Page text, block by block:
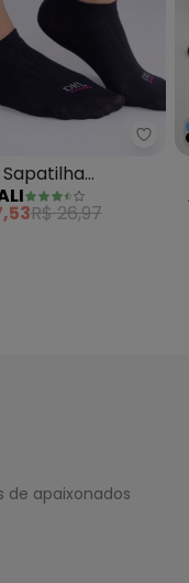
Sapatilha
Sapatilha
Feminina
R$ 26,97
de apaixonados